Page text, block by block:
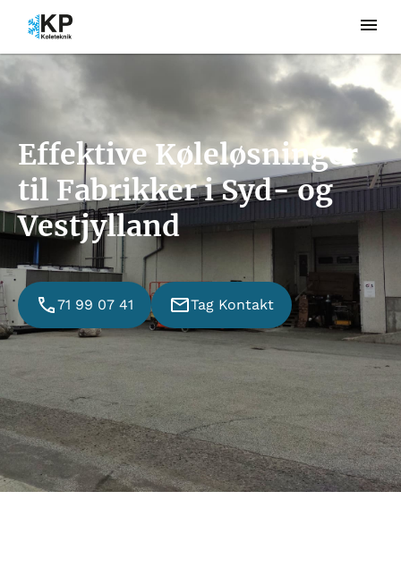
Effektive Køleløsninger
til Fabrikker i Syd- og
Vestjylland
71 99 07 41 Tag Kontakt